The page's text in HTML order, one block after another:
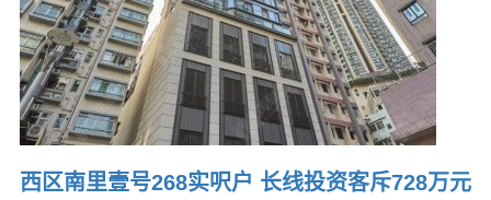
西区南里壹号268实呎户 长线投资客斥728万元